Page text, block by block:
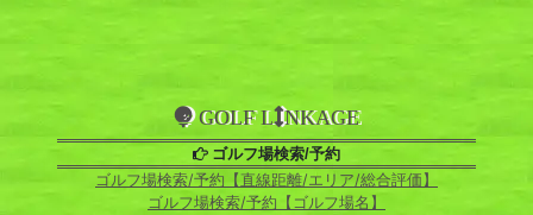
GOLF L NKAGE
ゴルフ場検索/予約
ゴルフ場検索/予約【直線距離/エリア/総合評価】
ゴルフ場検索/予約【ゴルフ場名】